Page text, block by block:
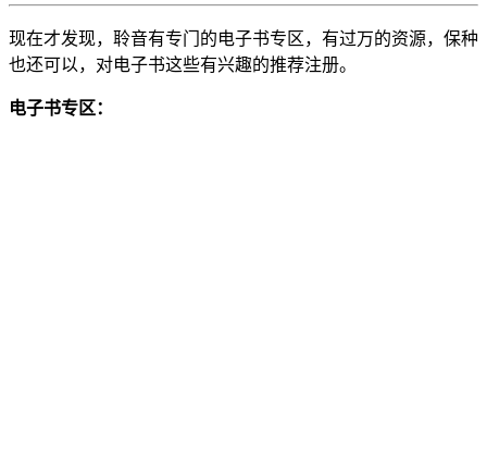
现在才发现，聆音有专门的电子书专区，有过万的资源，保种
也还可以，对电子书这些有兴趣的推荐注册。
电子书专区：